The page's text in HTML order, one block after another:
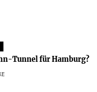
Tunnel für Hamburg?